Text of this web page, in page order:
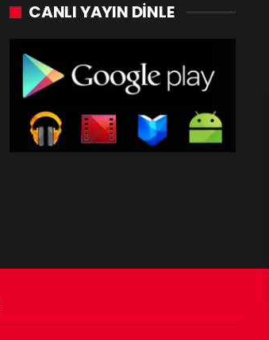
CANLI YAYIN DINLE